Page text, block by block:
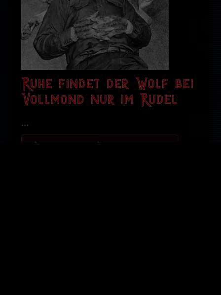
Ruhe findet der Wolf bei
Vollmond nur im Rudel
...
Ich will mehr! Gib mir alles ➔